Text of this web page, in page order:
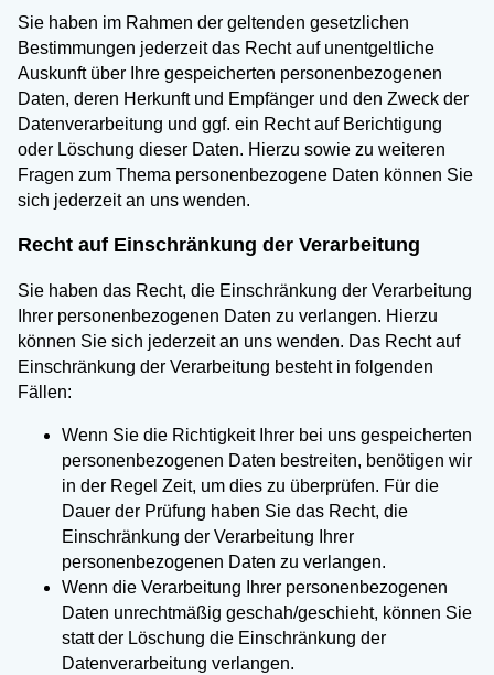
Sie haben im Rahmen der geltenden gesetzlichen
Bestimmungen jederzeit das Recht auf unentgeltliche
Auskunft über Ihre gespeicherten personenbezogenen
Daten, deren Herkunft und Empfänger und den Zweck der
Datenverarbeitung und ggf. ein Recht auf Berichtigung
oder Löschung dieser Daten. Hierzu sowie zu weiteren
Fragen zum Thema personenbezogene Daten können Sie
sich jederzeit an uns wenden.
Recht auf Einschränkung der Verarbeitung
Sie haben das Recht, die Einschränkung der Verarbeitung
Ihrer personenbezogenen Daten zu verlangen. Hierzu
können Sie sich jederzeit an uns wenden. Das Recht auf
Einschränkung der Verarbeitung besteht in folgenden
Fällen:
Wenn Sie die Richtigkeit Ihrer bei uns gespeicherten
personenbezogenen Daten bestreiten, benötigen wir
in der Regel Zeit, um dies zu überprüfen. Für die
Dauer der Prüfung haben Sie das Recht, die
Einschränkung der Verarbeitung Ihrer
personenbezogenen Daten zu verlangen.
Wenn die Verarbeitung Ihrer personenbezogenen
Daten unrechtmäßig geschah/geschieht, können Sie
statt der Löschung die Einschränkung der
Datenverarbeitung verlangen.